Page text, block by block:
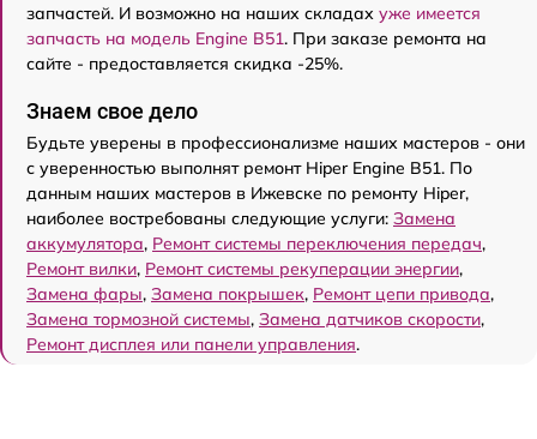
запчастей. И возможно на наших складах уже имеется
запчасть на модель Engine B51. При заказе ремонта на
сайте - предоставляется скидка -25%.
Знаем свое дело
Будьте уверены в профессионализме наших мастеров - они
с уверенностью выполнят ремонт Hiper Engine B51. По
данным наших мастеров в Ижевске по ремонту Hiper,
наиболее востребованы следующие услуги: Замена
аккумулятора, Ремонт системы переключения передач,
Ремонт вилки, Ремонт системы рекуперации энергии,
Замена фары, Замена покрышек, Ремонт цепи привода,
Замена тормозной системы, Замена датчиков скорости,
Ремонт дисплея или панели управления.